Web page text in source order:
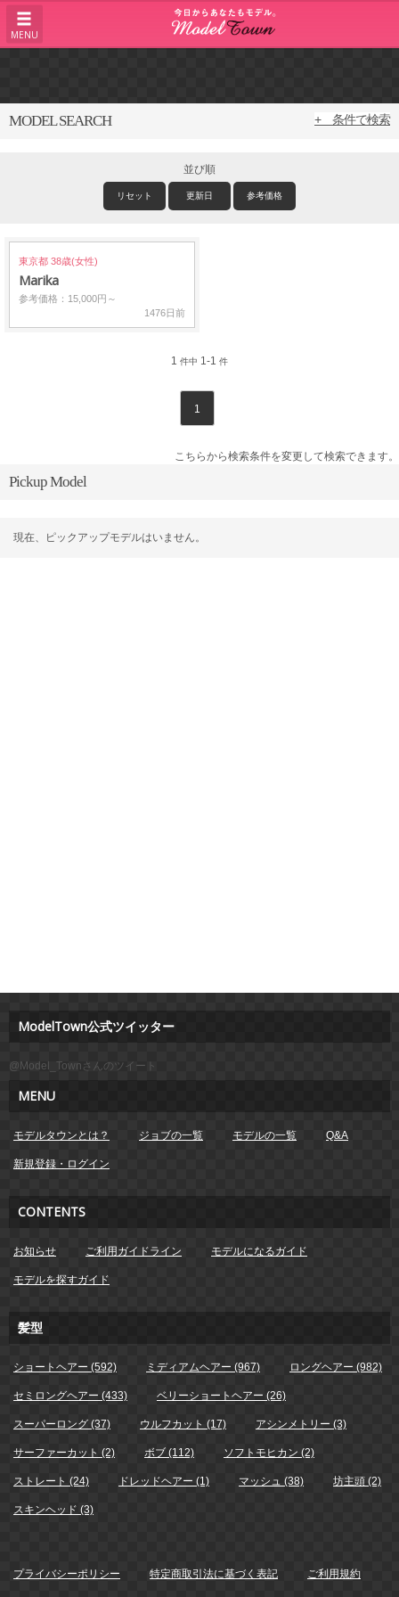
MENU
MODEL SEARCH + 条件で検索
並び順
リセット 更新日 参考価格
東京都 38歳(女性)
Marika
参考価格：15,000円～
1476日前
1 件中 1-1 件
1
こちらから検索条件を変更して検索できます。
Pickup Model
現在、ピックアップモデルはいません。
ModelTown公式ツイッター
@Model_Townさんのツイート
MENU
モデルタウンとは？ ジョブの一覧 モデルの一覧 Q&A
新規登録・ログイン
CONTENTS
お知らせ ご利用ガイドライン モデルになるガイド
モデルを探すガイド
髪型
ショートヘアー (592) ミディアムヘアー (967) ロングヘアー (982)
セミロングヘアー (433) ベリーショートヘアー (26)
スーパーロング (37) ウルフカット (17) アシンメトリー (3)
サーファーカット (2) ボブ (112) ソフトモヒカン (2)
ストレート (24) ドレッドヘアー (1) マッシュ (38) 坊主頭 (2)
スキンヘッド (3)
プライバシーポリシー 特定商取引法に基づく表記 ご利用規約